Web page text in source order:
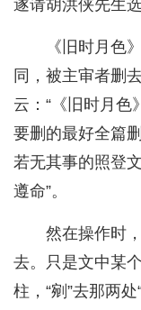
遂请胡洪侠先生
《旧时月色
同，被主审者删
云：“《旧时月色
要删的最好全篇
若无其事的照登
遵命”。
然在操作时
去。只是文中某
柱，“剜”去那两